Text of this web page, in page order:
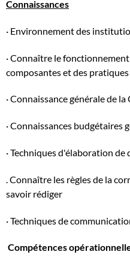
Connaissances
· Environnement des
· Connaître le fonctionnement
composantes et des
· Connaissance générale de
· Connaissances budgétaires
· Techniques d'élaboration de
. Connaître les règles de la
savoir rédiger
· Techniques de
Compétences